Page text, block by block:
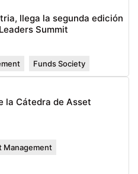
llega la segunda edición
Summit
Funds Society
la Cátedra de Asset
Management